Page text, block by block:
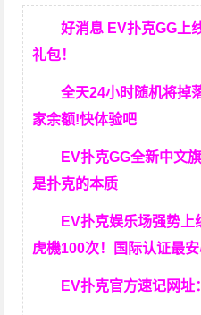
好消息 EV扑克GG上
礼包！
全天24小时随机将掉
家余额!快体验吧
EV扑克GG全新中文
是扑克的本质
EV扑克娱乐场强势
虎機100次！国际认证最安
EV扑克官方速记网址